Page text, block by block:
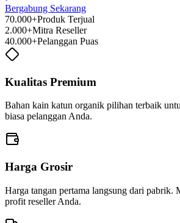
Bergabung Sekarang
70.000+Produk Terjual
2.000+Mitra Reseller
40.000+Pelanggan Puas
Kualitas Premium
Bahan kain katun organik pilihan terbaik
biasa pelanggan Anda.
Harga Grosir
Harga tangan pertama langsung dari pabrik.
profit reseller Anda.